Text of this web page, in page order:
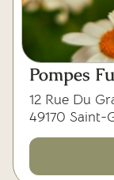
Pompes
12 Rue Du
49170 Saint-